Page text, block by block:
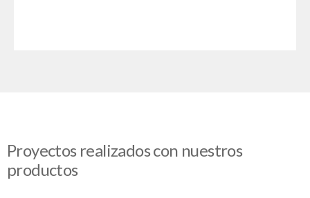
Proyectos realizados con nuestros
productos